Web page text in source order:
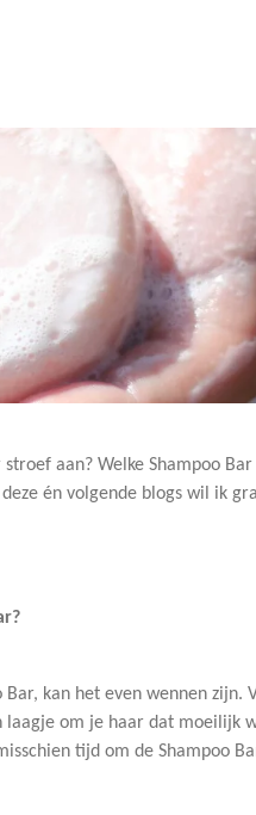
aan? Welke Shampoo
én volgende blogs wil ik
kan het even wennen zijn.
om je haar dat moeilijk
tijd om de Shampoo